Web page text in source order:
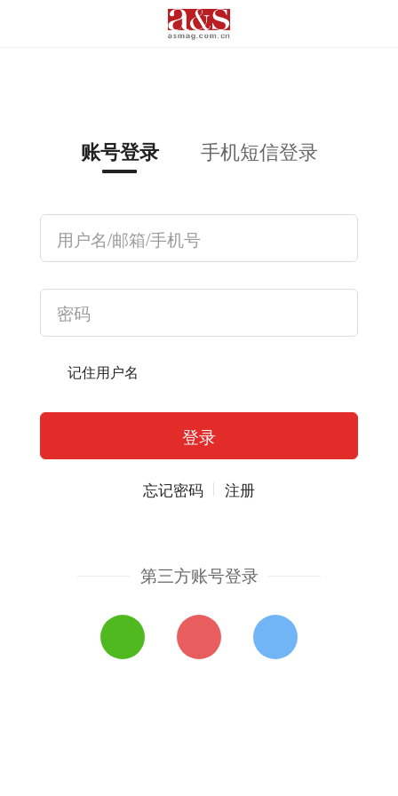
账号登录 手机短信登录
记住用户名
忘记密码 注册
第三方账号登录